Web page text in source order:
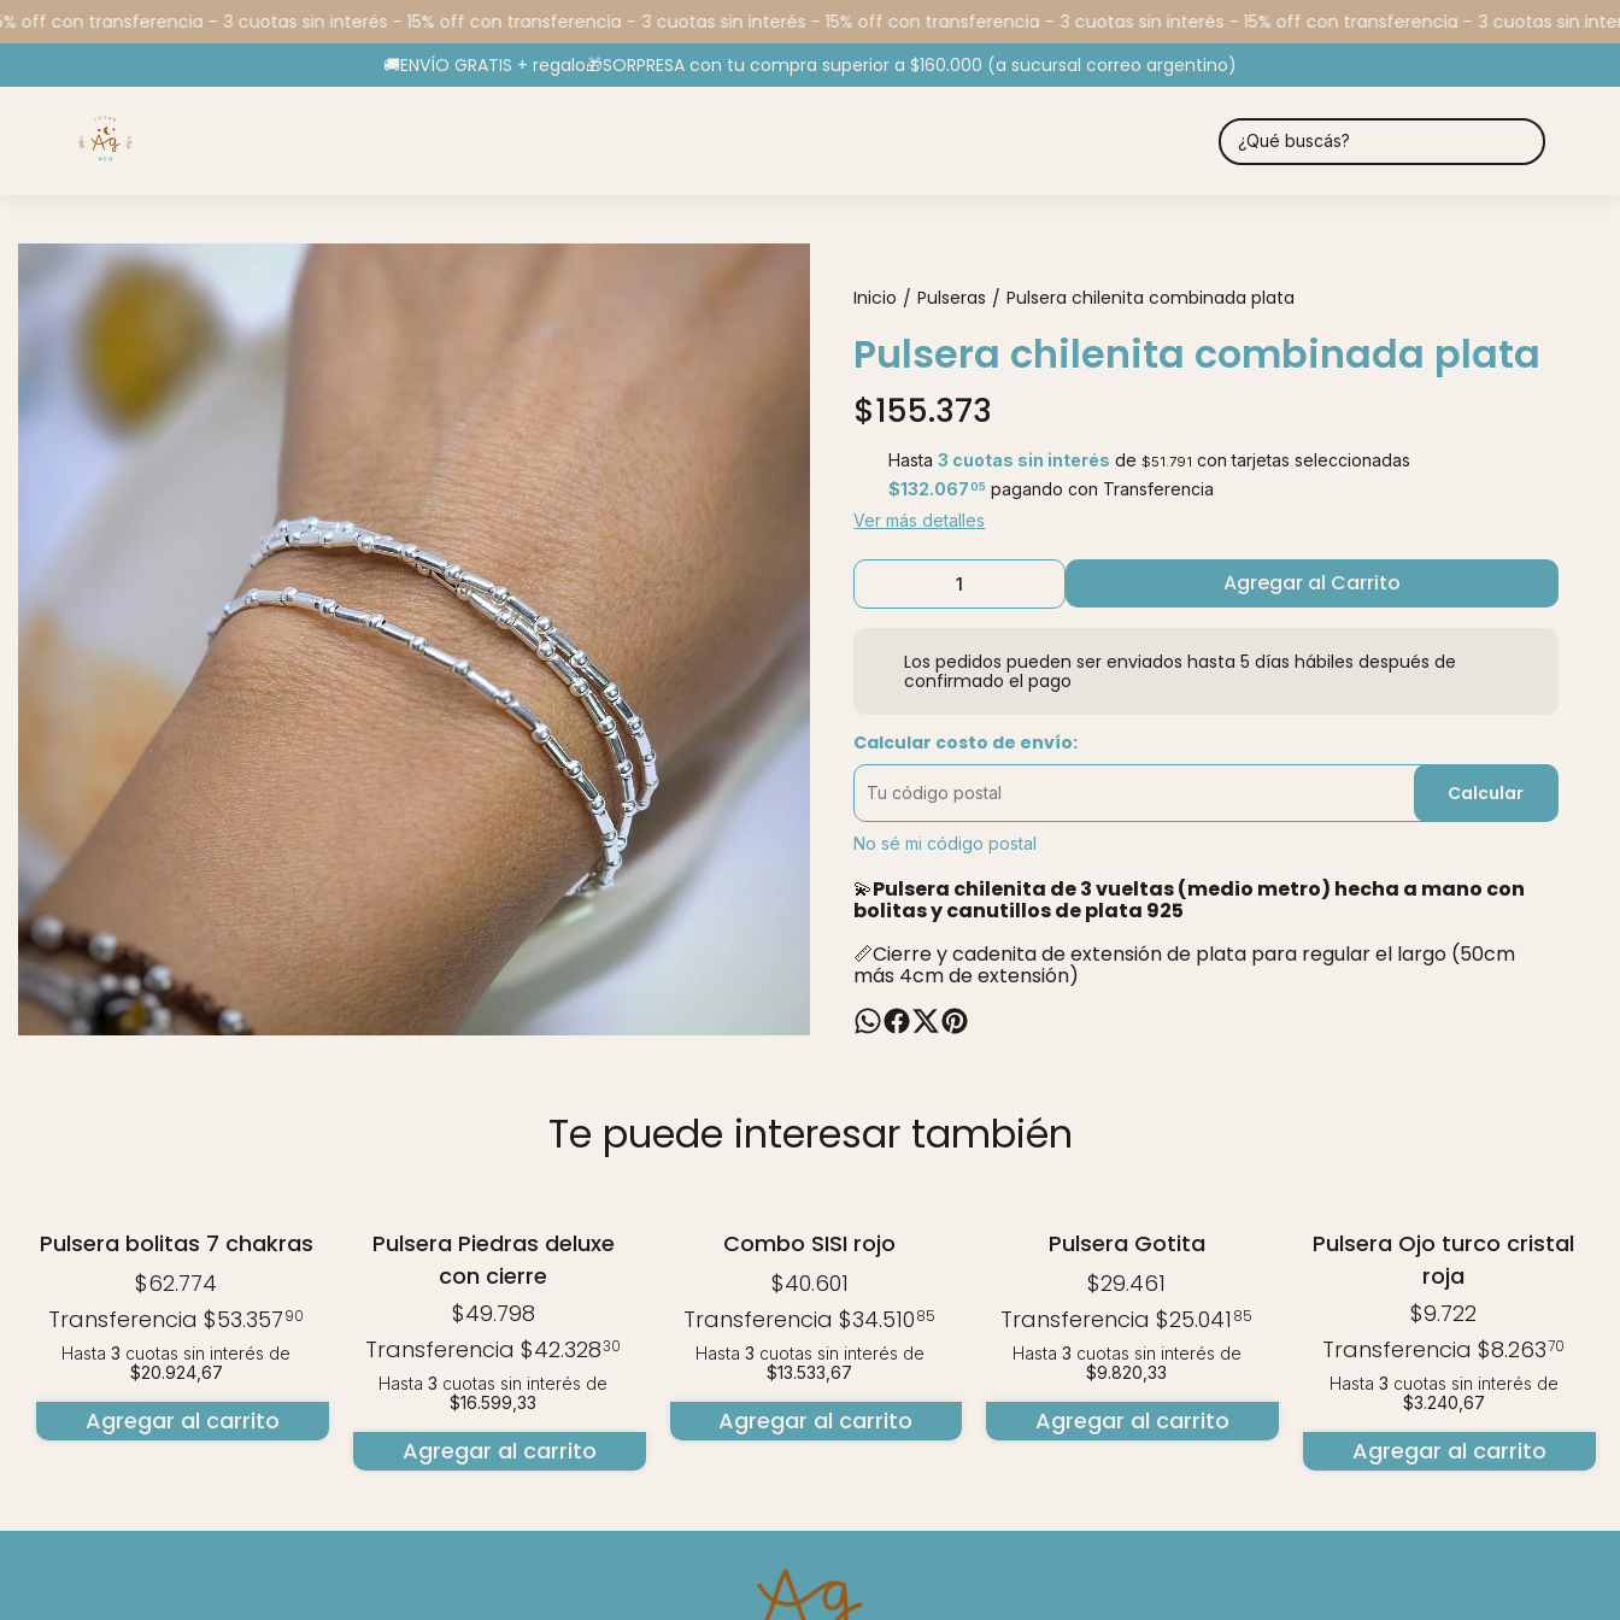
off con transferencia - 3 cuotas sin interés - 15% off con transferencia - 3 cuotas sin interés - 15% off con transferencia - 3 cuotas sin interés - 15% off con transferencia - 3 cuotas sin
🚚ENVÍO GRATIS + regalo🎁SORPRESA con tu compra superior a $160.000 (a sucursal correo argentino)
Inicio / Pulseras / Pulsera chilenita combinada plata
Pulsera chilenita combinada plata
$155.373
Hasta3 cuotas sin interés de $51.791 con tarjetas seleccionadas
$132.067 05 pagando con Transferencia
Ver más detalles
Agregar al Carrito
Los pedidos pueden ser enviados hasta 5 días hábiles después de
confirmado el pago
Calcular costo de envío:
Calcular
No sé mi código postal
💫Pulsera chilenita de 3 vueltas (medio metro) hecha a mano con
bolitas y canutillos de plata 925
📏Cierre y cadenita de extensión de plata para regular el largo (50cm
más 4cm de extensión)
Te puede interesar también
Pulsera bolitas 7 chakras
$62.774
Transferencia$53.35790
Hasta3 cuotas sin interés de
$20.924,67
Agregar al carrito
Pulsera Piedras deluxe
con cierre
$49.798
Transferencia$42.32830
Hasta3 cuotas sin interés de
$16.599,33
Agregar al carrito
Combo SISI rojo
$40.601
Transferencia$34.51085
Hasta 3 cuotas sin interés de
$13.533,67
Agregar al carrito
Pulsera Gotita
$29.461
Transferencia$25.041 85
Hasta 3 cuotas sin interés de
$9.820,33
Agregar al carrito
Pulsera Ojo turco cristal
roja
$9.722
Transferencia$8.26370
Hasta 3 cuotas sin interés de
$3.240,67
Agregar al carrito